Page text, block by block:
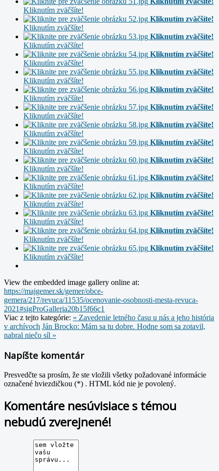
Kliknutím zväčšíte!
Kliknutím zväčšíte!
Kliknutím zväčšíte!
Kliknutím zväčšíte!
Kliknutím zväčšíte!
Kliknutím zväčšíte!
Kliknutím zväčšíte!
Kliknutím zväčšíte!
Kliknutím zväčšíte!
Kliknutím zväčšíte!
Kliknutím zväčšíte!
Kliknutím zväčšíte!
Kliknutím zväčšíte!
Kliknutím zväčšíte!
Kliknutím zväčšíte!
Kliknutím zväčšíte!
Kliknutím zväčšíte!
Kliknutím zväčšíte!
Kliknutím zväčšíte!
Kliknutím zväčšíte!
Kliknutím zväčšíte!
Kliknutím zväčšíte!
Kliknutím zväčšíte!
Kliknutím zväčšíte!
Kliknutím zväčšíte!
Kliknutím zväčšíte!
Kliknutím zväčšíte!
Kliknutím zväčšíte!
Kliknutím zväčšíte!
View the embedded image gallery online at:
https://majgemer.sk/gemer/obce-
gemera/217/revuca/11535/ocenovanie-osobnosti-mesta-revuca-
2021#sigProGalleria20b15f66c1
Viac z tejto kategórie: « Zavedenie letného času u nás a jeho história
v archívoch Ján Brocko: Mám sa tu dobre. Hodne som sa zotavil,
nabral niečo síl »
Napíšte komentár
Presvedčte sa prosím, že ste vložili všetky požadované informácie
označené hviezdičkou (*) . HTML kód nie je povolený.
Komentáre nesúvisiace s témou
nebudú zverejnené!